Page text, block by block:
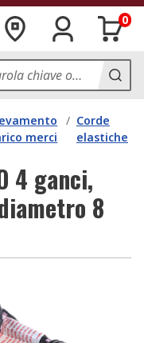
0
merci
/ Corde
elastiche
4 ganci,
8